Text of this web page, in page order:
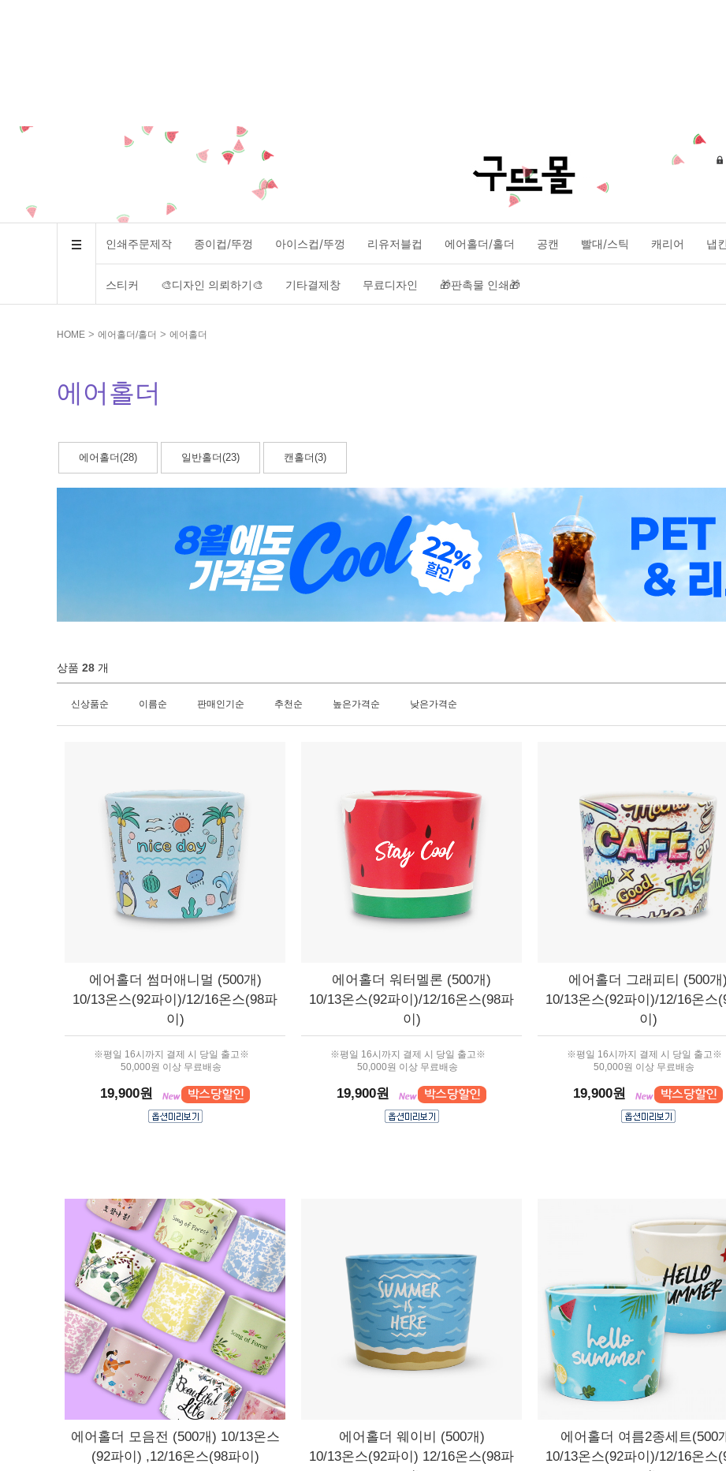
인쇄주문제작 종이컵/뚜껑 아이스컵/뚜껑 리유저블컵 에어홀더/홀더 공캔 빨대/스틱 캐리어 냅
스티커 🎨디자인 의뢰하기🎨 기타결제창 무료디자인 🎁판촉물 인쇄🎁
HOME > 에어홀더/홀더 > 에어홀더
에어홀더
에어홀더(28) 일반홀더(23) 캔홀더(3)
상품 28 개
신상품순 이름순 판매인기순 추천순 높은가격순 낮은가격순
에어홀더 썸머애니멀 (500개)
10/13온스(92파이)/12/16온스(98파
이)
※평일 16시까지 결제 시 당일 출고※
50,000원 이상 무료배송
19,900원
에어홀더 워터멜론 (500개)
10/13온스(92파이)/12/16온스(98파
이)
※평일 16시까지 결제 시 당일 출고※
50,000원 이상 무료배송
19,900원
에어홀더 그래피티 (500개)
10/13온스(92파이)/12/16온스
이)
※평일 16시까지 결제 시 당일 출고※
50,000원 이상 무료배송
19,900원
에어홀더 모음전 (500개) 10/13온스
(92파이) ,12/16온스(98파이)
에어홀더 웨이비 (500개)
10/13온스(92파이) 12/16온스(98파
에어홀더 여름2종세트(500
10/13온스(92파이)/12/16온스